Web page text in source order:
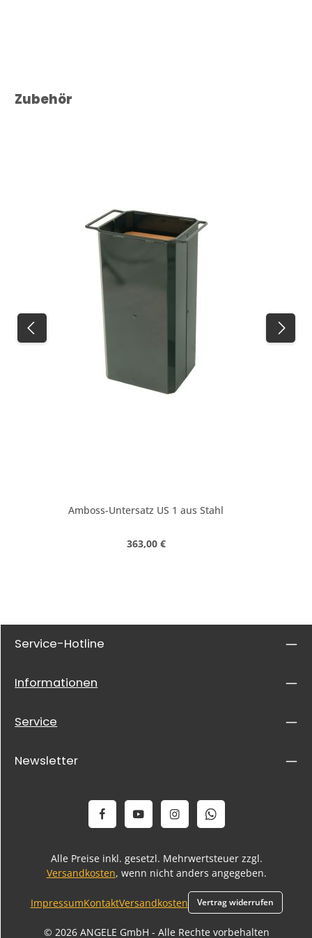
Produktgalerie überspringen
Zubehör
Amboss-Untersatz US 1 aus Stahl
Regulärer Preis:
363,00 €
Service-Hotline
Informationen
Service
Newsletter
Alle Preise inkl. gesetzl. Mehrwertsteuer zzgl.
Versandkosten, wenn nicht anders angegeben.
© 2026 ANGELE GmbH - Alle Rechte vorbehalten
ImpressumKontaktVersandkosten Vertrag widerrufen